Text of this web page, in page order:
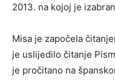
2013. na kojoj je
Misa je započela
je uslijedilo čitanje
je pročitano na